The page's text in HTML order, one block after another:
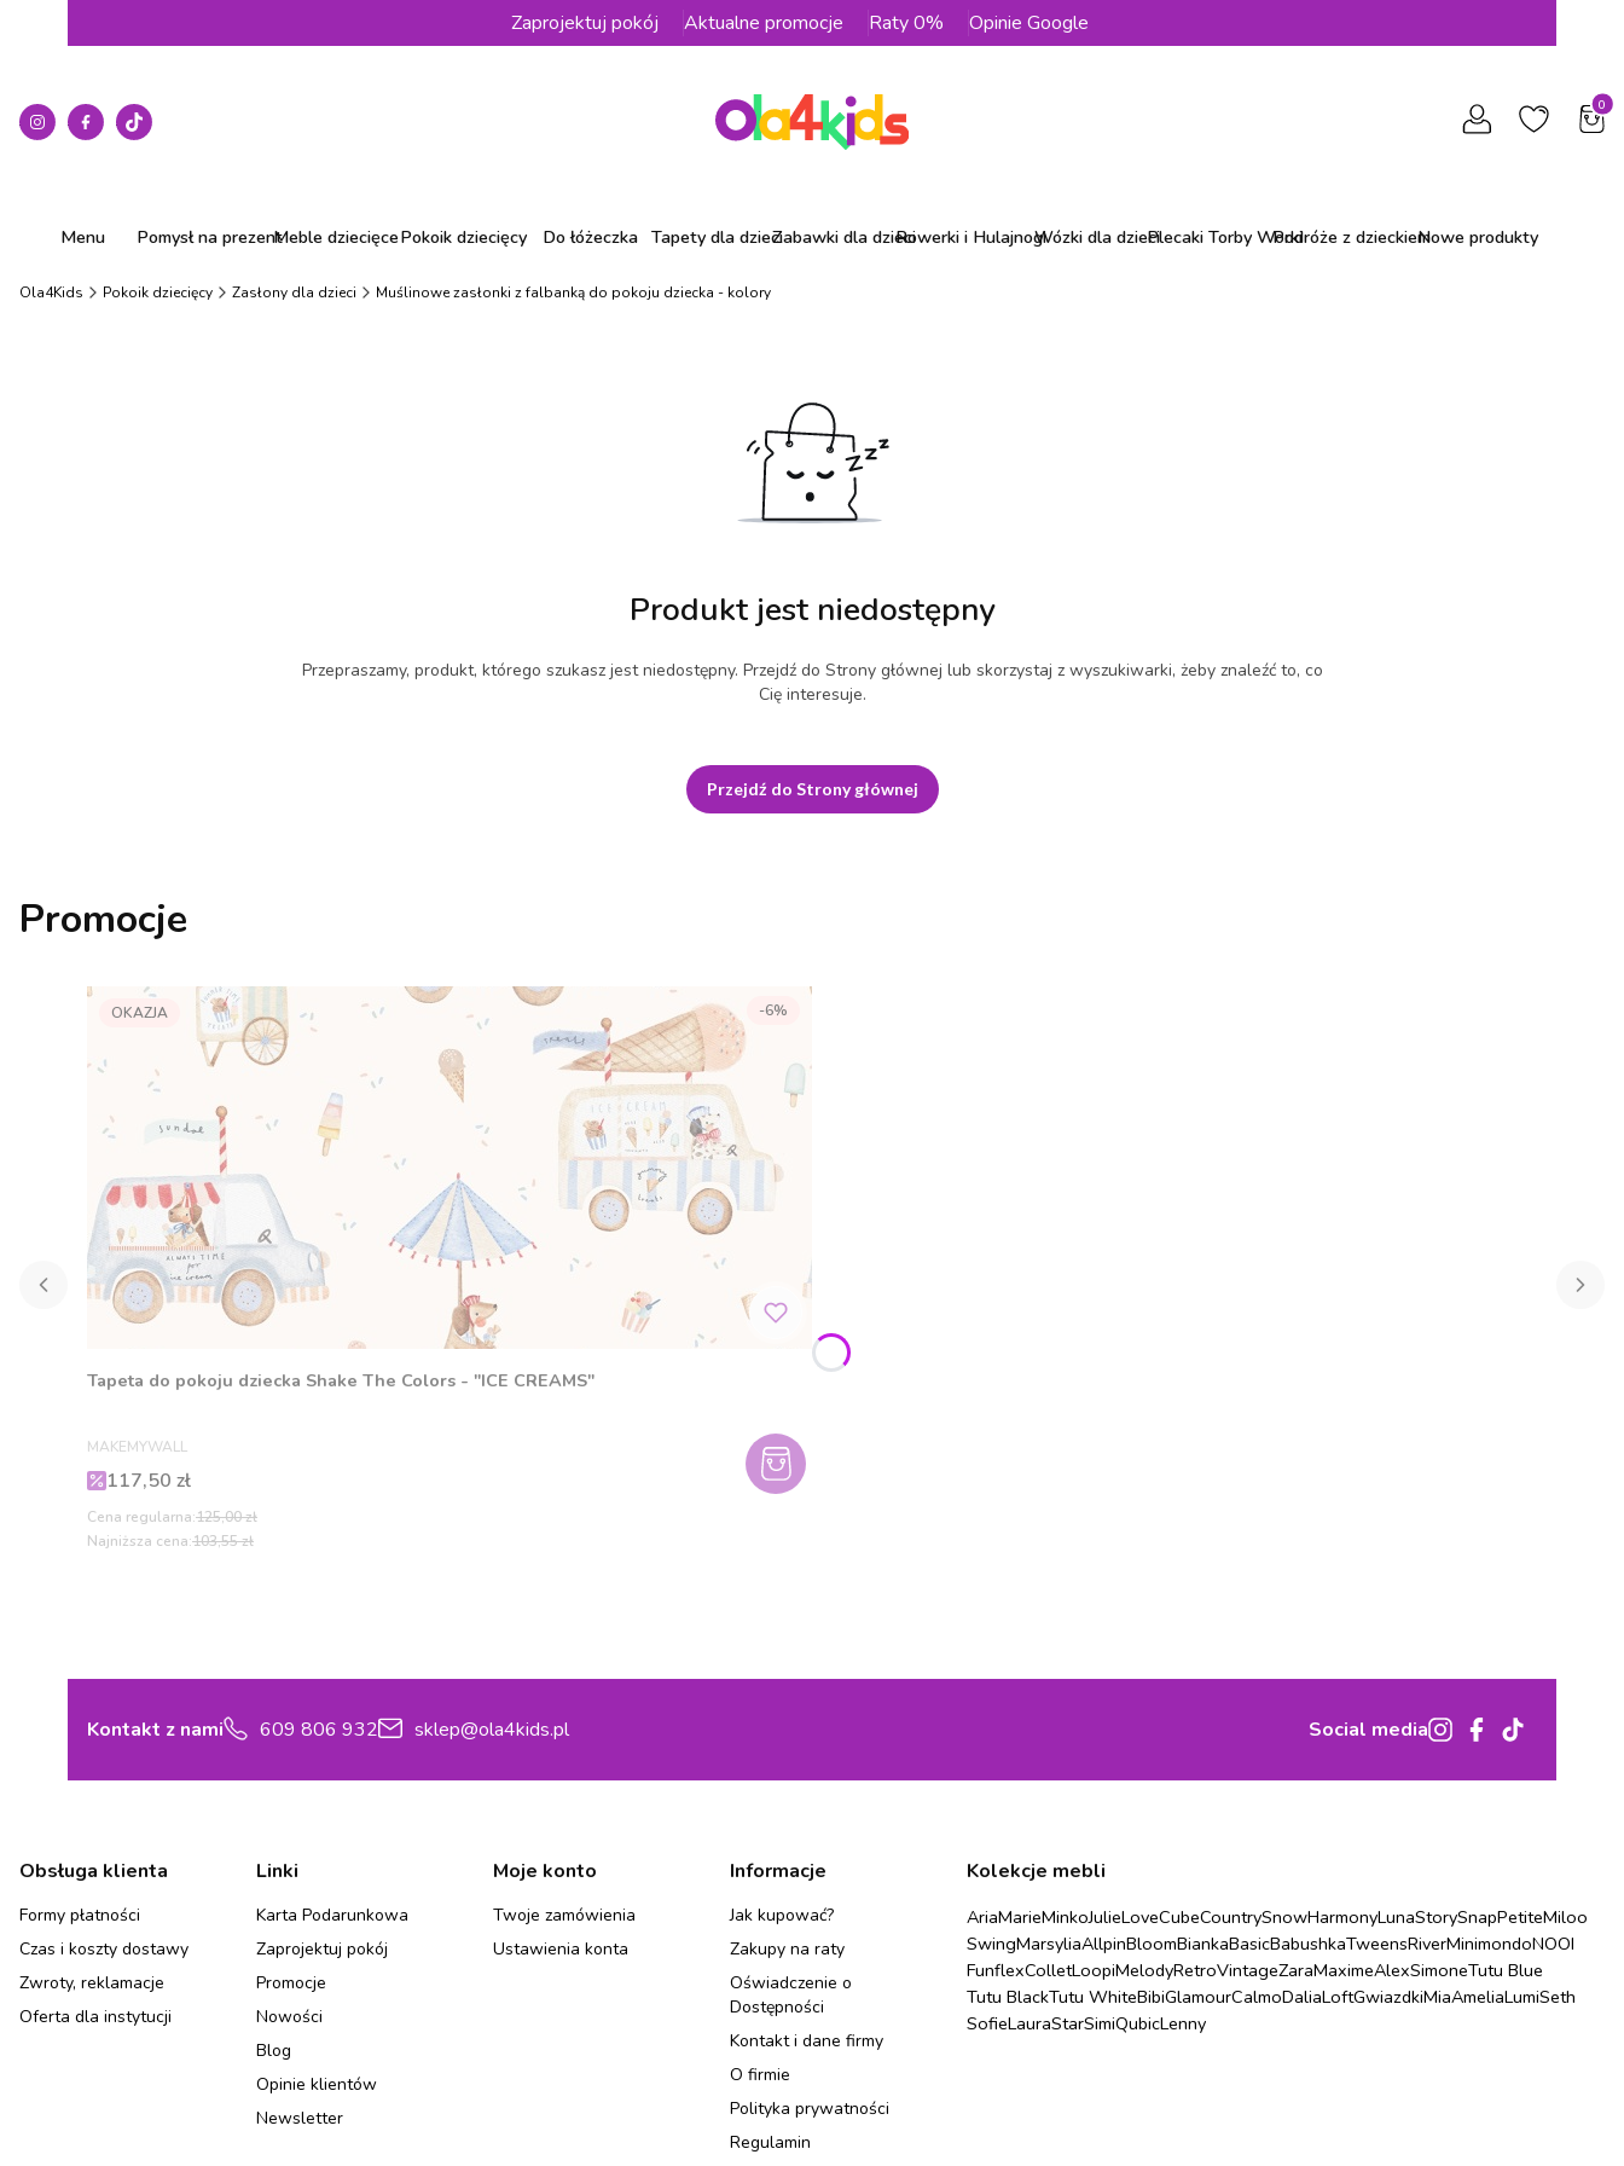
Zaprojektuj pokój Aktualne promocje Raty 0% Opinie Google
Menu Pomysł na prezentMeble dziecięcePokoik dziecięcy Do łóżeczka Tapety dla dzieciZabawki dla dzieciRowerki i HulajnogiWózki dla dzieciPlecaki Torby WorkiPodróże z dzieckiemNowe produkty
Ola4Kids Pokoik dziecięcy Zasłony dla dzieci Muślinowe zasłonki z falbanką do pokoju dziecka - kolory
Produkt jest niedostępny
Przepraszamy, produkt, którego szukasz jest niedostępny. Przejdź do Strony głównej lub skorzystaj z wyszukiwarki, żeby znaleźć to, co
Cię interesuje.
Przejdź do Strony głównej
Promocje
OKAZJA
Tapeta do pokoju dziecka Shake The Colors - "ICE CREAMS"
PRODUCENT
MAKEMYWALL
Cena promocyjna
117,50 zł
Cena regularna:125,00 zł
-6%
Najniższa cena:103,55 zł
Kontakt z nami 609 806 932 sklep@ola4kids.pl Social media
Linki w stopce
Obsługa klienta
Formy płatności
Czas i koszty dostawy
Zwroty, reklamacje
Oferta dla instytucji
Linki
Karta Podarunkowa
Zaprojektuj pokój
Promocje
Nowości
Blog
Opinie klientów
Newsletter
Moje konto
Twoje zamówienia
Ustawienia konta
Informacje
Jak kupować?
Zakupy na raty
Oświadczenie o
Dostępności
Kontakt i dane firmy
O firmie
Polityka prywatności
Regulamin
Kolekcje mebli
AriaMarieMinkoJulieLoveCubeCountrySnowHarmonyLunaStorySnapPetiteMiloo
SwingMarsyliaAllpinBloomBiankaBasicBabushkaTweensRiverMinimondoNOOI
FunflexColletLoopiMelodyRetroVintageZaraMaximeAlexSimoneTutu Blue
Tutu BlackTutu WhiteBibiGlamourCalmoDaliaLoftGwiazdkiMiaAmeliaLumiSeth
SofieLauraStarSimiQubicLenny